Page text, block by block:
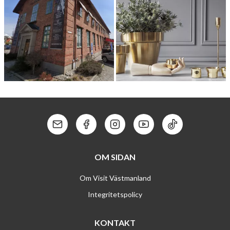
Kontakt: MailKontakt: Facebook
Kontakt: Instagram
Kontakt: Youtube
Kontakt: Tik
OM SIDAN
Om Visit Västmanland
Integritetspolicy
KONTAKT